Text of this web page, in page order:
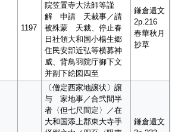
1197
院笠置寺大法師等謹
解 申請 天裁事／請
被殊蒙 天裁、停止春
日社領大和国小楊生郷
住民安部近弘等横募神
威、背鳥羽院庁御下文
并副下絵図四至
鎌倉遺文
2p.216
春華秋月
抄草
〔僧定西家地譲状〕譲
与 家地事／合弐間半
者〈但七尺間定〉／在
大和国添上郡東大寺手
鎌倉遺文